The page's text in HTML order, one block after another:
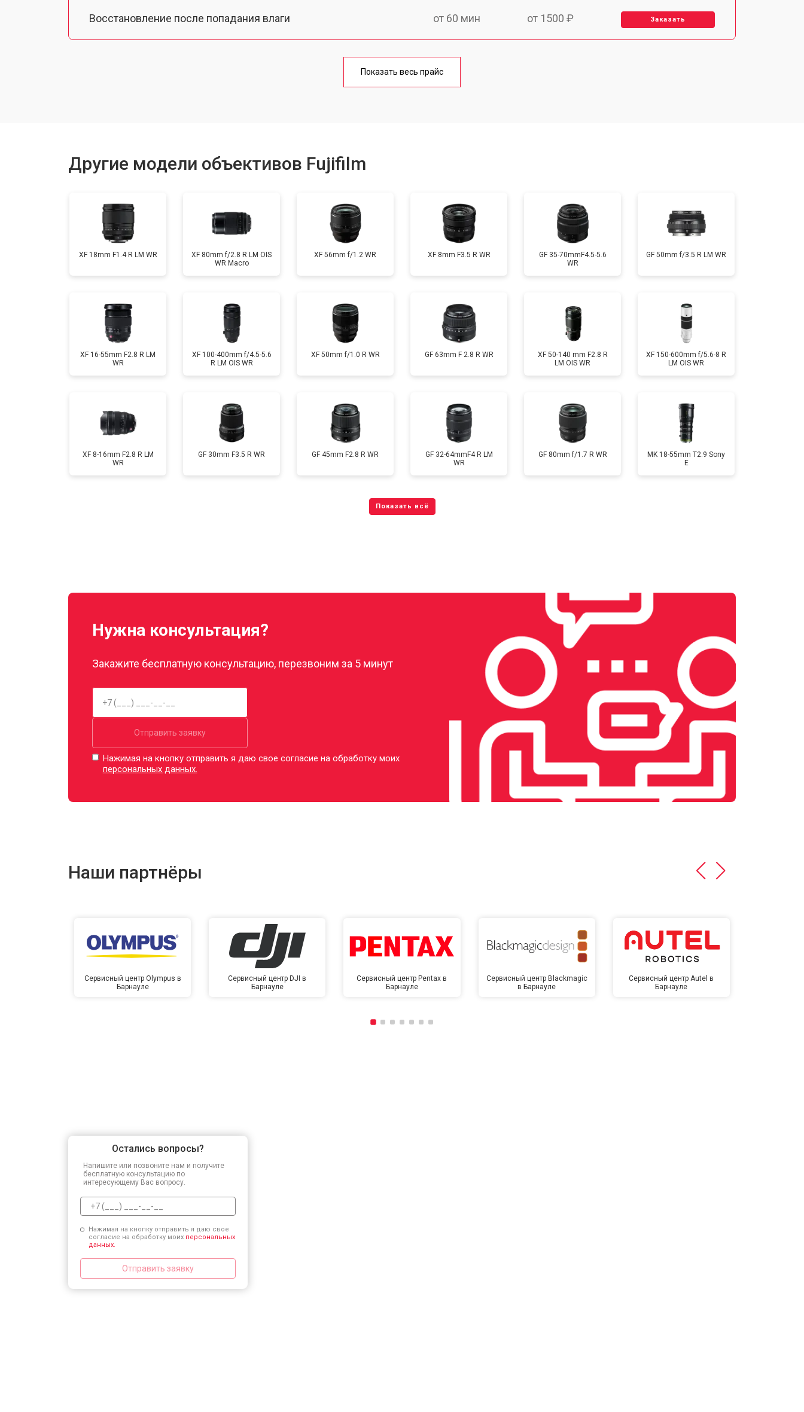
Восстановление после попадания влаги от 60 мин от 1500 ₽ Заказать
от 50 мин
Показать весь прайс
Другие модели объективов Fujifilm
XF 18mm F1.4 R LM WR
XF 80mm f/2.8 R LM OIS
WR Macro
XF 56mm f/1.2 WR XF 8mm F3.5 R WR
GF 35-70mmF4.5-5.6
WR
GF 50mm f/3.5 R LM WR
XF 16-55mm F2.8 R LM
WR
XF 100-400mm f/4.5-5.6
R LM OIS WR
XF 50mm f/1.0 R WR GF 63mm F 2.8 R WR
XF 50-140 mm F2.8 R
LM OIS WR
XF 150-600mm f/5.6-8 R
LM OIS WR
XF 8-16mm F2.8 R LM
WR
GF 30mm F3.5 R WR GF 45mm F2.8 R WR
GF 32-64mmF4 R LM
WR
GF 80mm f/1.7 R WR
MK 18-55mm T2.9 Sony
E
Нужна консультация?
Закажите бесплатную консультацию, перезвоним за 5 минут
Отправить заявку
Нажимая на кнопку отправить я даю свое согласие на обработку моих
персональных данных.
Наши партнёры
Сервисный центр Olympus в
Барнауле
Сервисный центр DJI в
Барнауле
Сервисный центр Pentax в
Барнауле
Сервисный центр Blackmagic
в Барнауле
Сервисный центр Autel в
Барнауле
Остались вопросы?
Напишите или позвоните нам и получите
бесплатную консультацию по
интересующему Вас вопросу.
Нажимая на кнопку отправить я даю свое
согласие на обработку моих персональных
данных.
Отправить заявку